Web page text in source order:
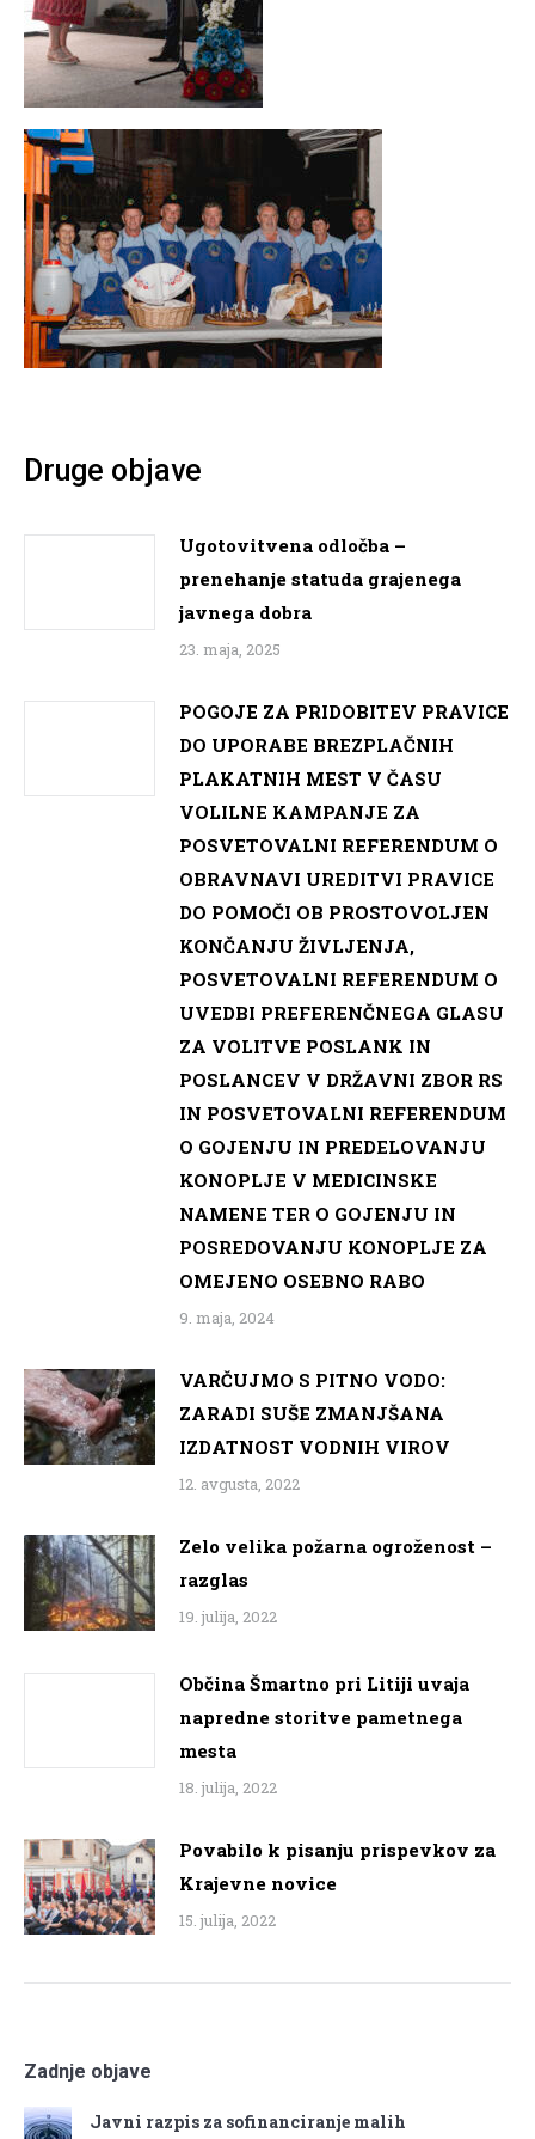
Druge objave
Ugotovitvena odločba –
prenehanje statuda grajenega
javnega dobra
23. maja, 2025
POGOJE ZA PRIDOBITEV PRAVICE
DO UPORABE BREZPLAČNIH
PLAKATNIH MEST V ČASU
VOLILNE KAMPANJE ZA
POSVETOVALNI REFERENDUM O
OBRAVNAVI UREDITVI PRAVICE
DO POMOČI OB PROSTOVOLJEN
KONČANJU ŽIVLJENJA,
POSVETOVALNI REFERENDUM O
UVEDBI PREFERENČNEGA GLASU
ZA VOLITVE POSLANK IN
POSLANCEV V DRŽAVNI ZBOR RS
IN POSVETOVALNI REFERENDUM
O GOJENJU IN PREDELOVANJU
KONOPLJE V MEDICINSKE
NAMENE TER O GOJENJU IN
POSREDOVANJU KONOPLJE ZA
OMEJENO OSEBNO RABO
9. maja, 2024
VARČUJMO S PITNO VODO:
ZARADI SUŠE ZMANJŠANA
IZDATNOST VODNIH VIROV
12. avgusta, 2022
Zelo velika požarna ogroženost –
razglas
19. julija, 2022
Občina Šmartno pri Litiji uvaja
napredne storitve pametnega
mesta
18. julija, 2022
Povabilo k pisanju prispevkov za
Krajevne novice
15. julija, 2022
Zadnje objave
Javni razpis za sofinanciranje malih